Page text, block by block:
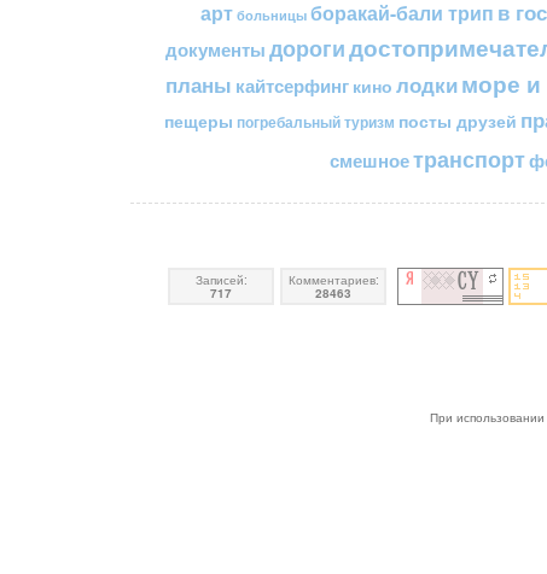
арт больницы боракай-бали трип в
документыдороги
планы кайтсерфинг кино лодкиморе и
пещеры погребальный туризм посты друзей
смешноетранспорт
Записей:
717
Комментариев:
28463
При